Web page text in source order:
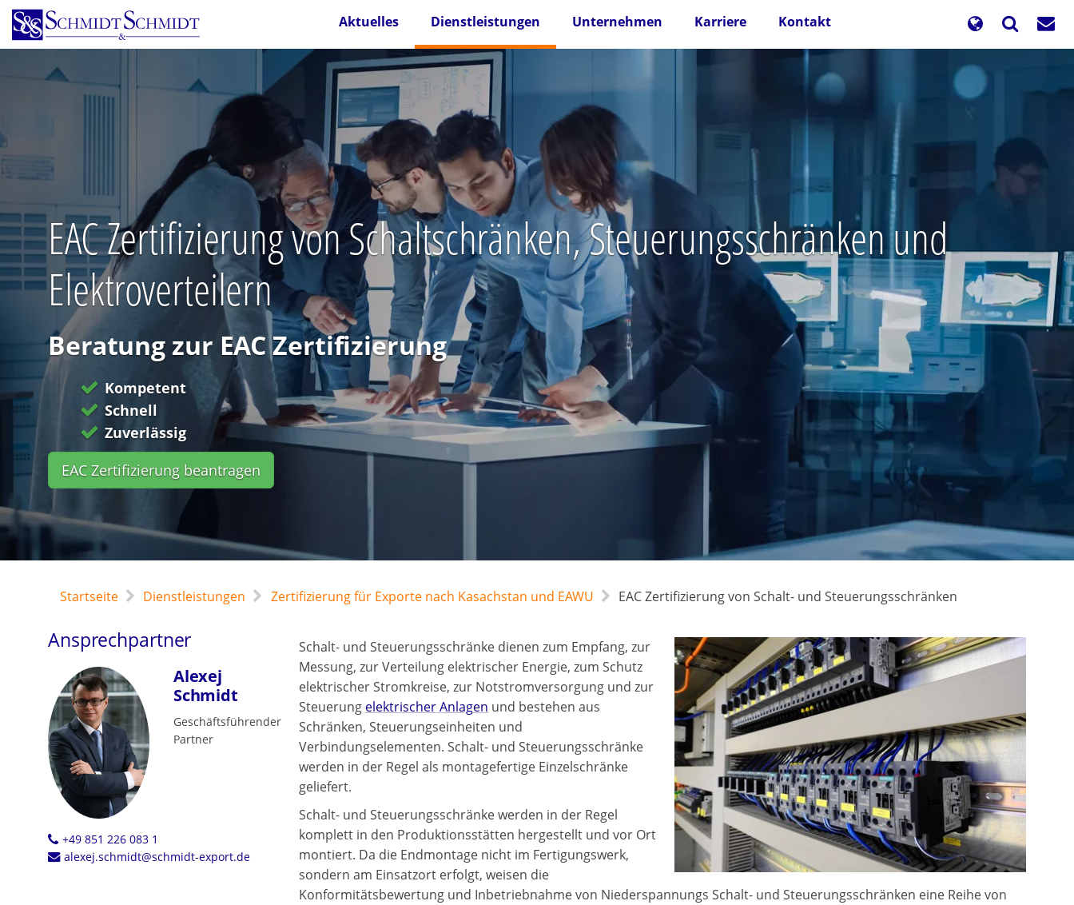
Direkt
zum
Inhalt
Aktuelles Dienstleistungen Unternehmen Karriere Kontakt
EAC Zertifizierung von Schaltschränken, Steuerungsschränken und
Elektroverteilern
Beratung zur EAC Zertifizierung
Kompetent
Schnell
Zuverlässig
EAC Zertifizierung beantragen
Startseite Dienstleistungen Zertifizierung für Exporte nach Kasachstan und EAWU EAC Zertifizierung von Schalt- und Steuerungsschränken
Ansprechpartner
Alexej
Schmidt
Geschäftsführender
Partner
+49 851 226 083 1
alexej.schmidt@schmidt-export.de
Schalt- und Steuerungsschränke dienen zum Empfang, zur
Messung, zur Verteilung elektrischer Energie, zum Schutz
elektrischer Stromkreise, zur Notstromversorgung und zur
Steuerung elektrischer Anlagen und bestehen aus
Schränken, Steuerungseinheiten und
Verbindungselementen. Schalt- und Steuerungsschränke
werden in der Regel als montagefertige Einzelschränke
geliefert.
Schalt- und Steuerungsschränke werden in der Regel
komplett in den Produktionsstätten hergestellt und vor Ort
montiert. Da die Endmontage nicht im Fertigungswerk,
sondern am Einsatzort erfolgt, weisen die
Konformitätsbewertung und Inbetriebnahme von Niederspannungs Schalt- und Steuerungsschränken eine Reihe von